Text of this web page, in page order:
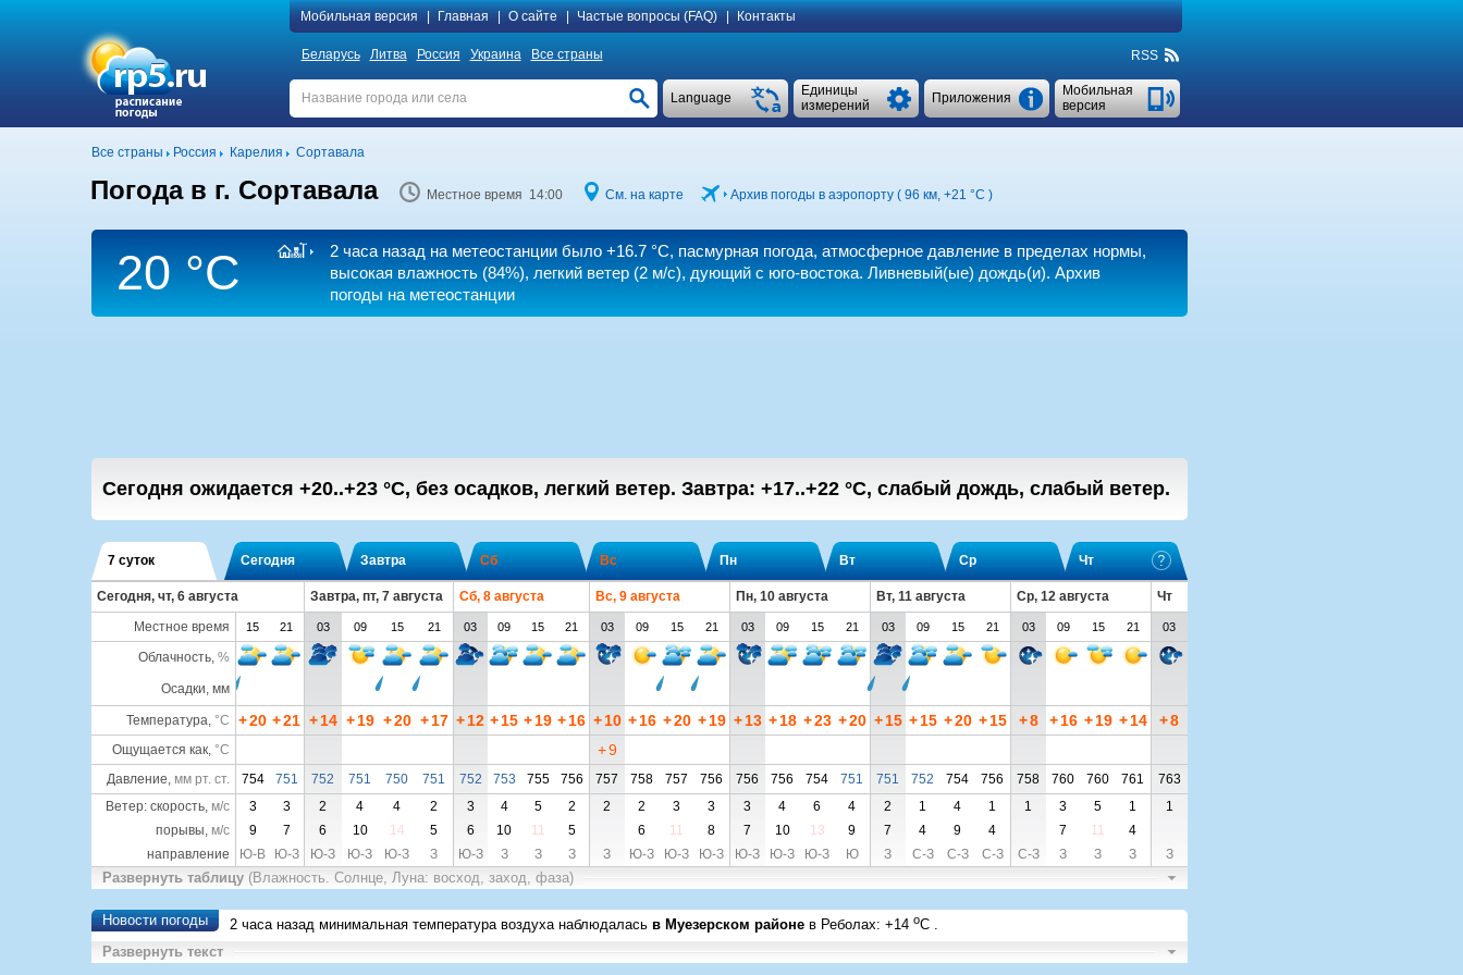
Мобильная версия Главная О сайте Частые вопросы (FAQ) Контакты
Беларусь Литва Россия Украина Все страны RSS
Мобильная
версия
Приложения
Единицы
измерений
Language
Все страны Россия Карелия Сортавала
Погода в г. Сортавала Местное время 14:00 См. на карте Архив погоды в аэропорту ( 96 км, +21 °C )
20 °C 2 часа назад на метеостанции было +16.7 °C, пасмурная погода, атмосферное давление в пределах нормы,
высокая влажность (84%), легкий ветер(2 м/с), дующий с юго-востока. Ливневый(ые) дождь(и). Архив
погоды на метеостанции
Сегодня ожидается +20..+23 °C, без осадков, легкий ветер. Завтра: +17..+22 °C, cлабый дождь, слабый ветер.
7 суток Сегодня Завтра Сб Вс Пн Вт Ср Чт
Сегодня, чт, 6 августа Завтра, пт, 7 августа Сб, 8 августа Вс, 9 августа Пн, 10 августа Вт, 11 августа Ср, 12 августа
Чт
Местное время
15 21 03 09 15 21 03 09 15 21 03 09 15 21 03 09 15 21 03 09 15 21 03 09 15 21 03
Облачность, %
Осадки, мм
Температура, °C +20 +21 + 14 + 19 +20 + 17 +12 +15 +19 +16 + 10 + 16 +20 + 19 + 13 + 18 +23 +20 + 15 + 15 +20 + 15 +8 + 16 + 19 + 14 +8
Ощущается как, °C +9
Давление, мм рт. ст. 754 751 752 751 750 751 752 753 755 756 757 758 757 756 756 756 754 751 751 752 754 756 758 760 760 761
763
Ветер: скорость, м/с 3 3 2 4 4 2 3 4 5 2 2 2 3 3 3 4 6 4 2 1 4 1 1 3 5 1
1
порывы, м/с 9 7 6 10 14 5 6 10 11 5 6 11 8 7 10 13 9 7 4 9 4 7 11
4
направление
Ю-В Ю-З Ю-З Ю-З Ю-З З Ю-З З З З З Ю-З Ю-З Ю-З Ю-З Ю-З Ю-З Ю З С-З С-З С-З С-З З З З З
Развернуть таблицу (Влажность. Солнце, Луна: восход, заход, фаза)
Новости погоды 2 часа назад минимальная температура воздуха наблюдалась в Муезерском районе в Реболах: +14 oC .
Развернуть текст